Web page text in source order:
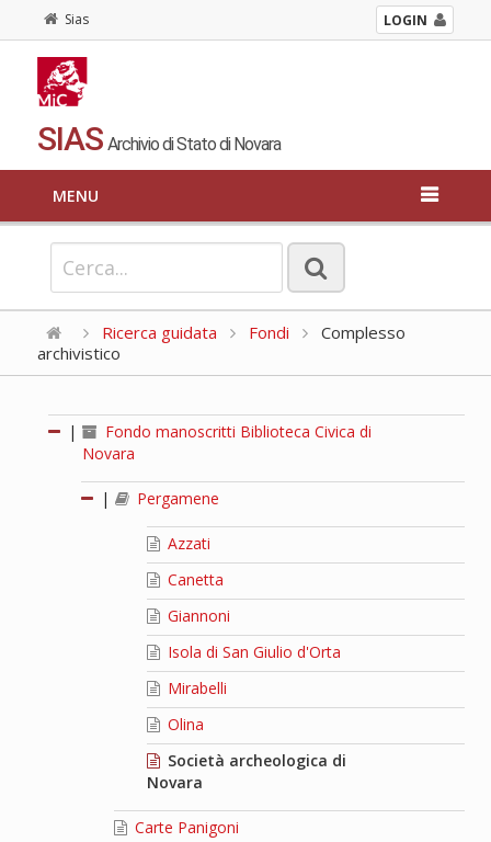
Sias LOGIN
SIAS Archivio di Stato di Novara
MENU
Ricerca guidata Fondi
Complesso
archivistico
|
Fondo manoscritti Biblioteca Civica di
Novara
| Pergamene
Azzati
Canetta
Giannoni
Isola di San Giulio d'Orta
Mirabelli
Olina
Società archeologica di
Novara
Carte Panigoni